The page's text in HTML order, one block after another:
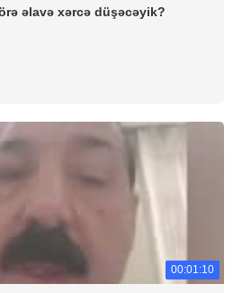
əlavə xərcə düşəcəyik?
00:01:10